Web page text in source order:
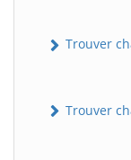
Trouver
Trouver